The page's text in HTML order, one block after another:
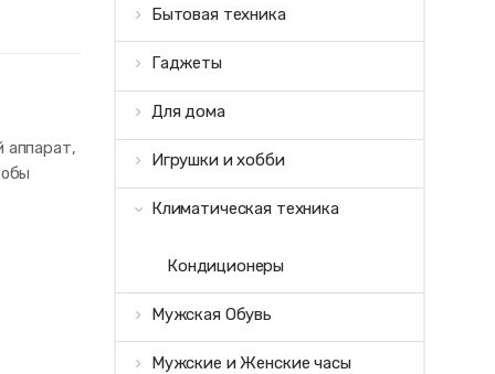
аппарат,
Бытовая техника
Гаджеты
Для дома
Игрушки и хобби
Климатическая техника
Кондиционеры
Мужская Обувь
Мужские и Женские часы